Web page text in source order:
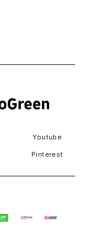
Youtube
Pinterest